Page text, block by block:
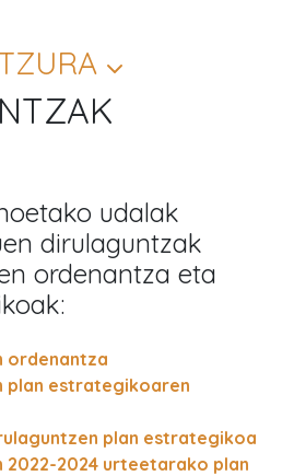
udalak
dirulaguntzak
ordenantza eta
ordenantza
plan estrategikoaren
plan estrategikoa
2022-2024 urteetarako plan